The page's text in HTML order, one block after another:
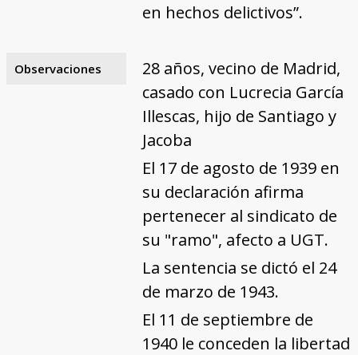
en hechos delictivos”.
Observaciones
28 años, vecino de Madrid,
casado con Lucrecia García
Illescas, hijo de Santiago y
Jacoba
El 17 de agosto de 1939 en
su declaración afirma
pertenecer al sindicato de
su "ramo", afecto a UGT.
La sentencia se dictó el 24
de marzo de 1943.
El 11 de septiembre de
1940 le conceden la libertad